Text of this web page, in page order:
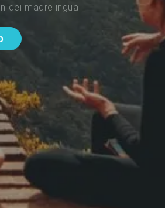
dei madrelingua